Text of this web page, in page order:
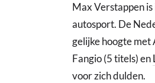
Max Verstappen
autosport. De
gelijke hoogte met
Fangio (5 titels) en
voor zich dulden.